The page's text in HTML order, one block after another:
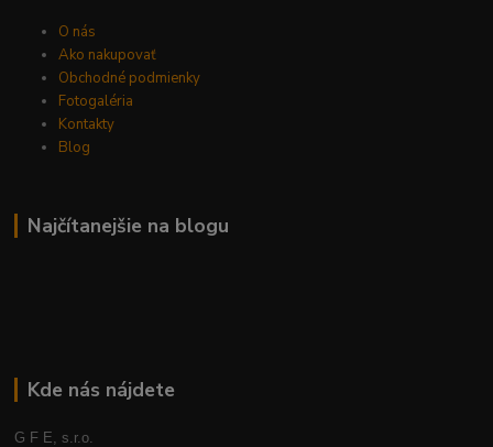
O nás
Ako nakupovať
Obchodné podmienky
Fotogaléria
Kontakty
Blog
Najčítanejšie na blogu
Kde nás nájdete
G F E, s.r.o.